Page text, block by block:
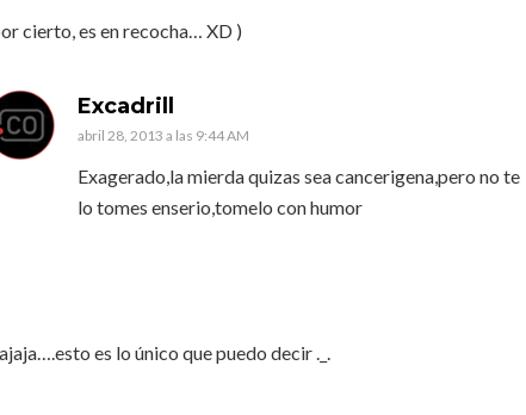
cierto, es en recocha… XD )
Excadrill
abril 28, 2013 a las 9:44 AM
Exagerado,la mierda quizas sea cancerigena,pero no te
lo tomes enserio,tomelo con humor
es lo único que puedo decir ._.